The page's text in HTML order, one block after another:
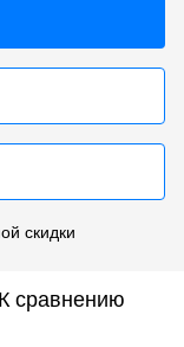
скидки
К сравнению